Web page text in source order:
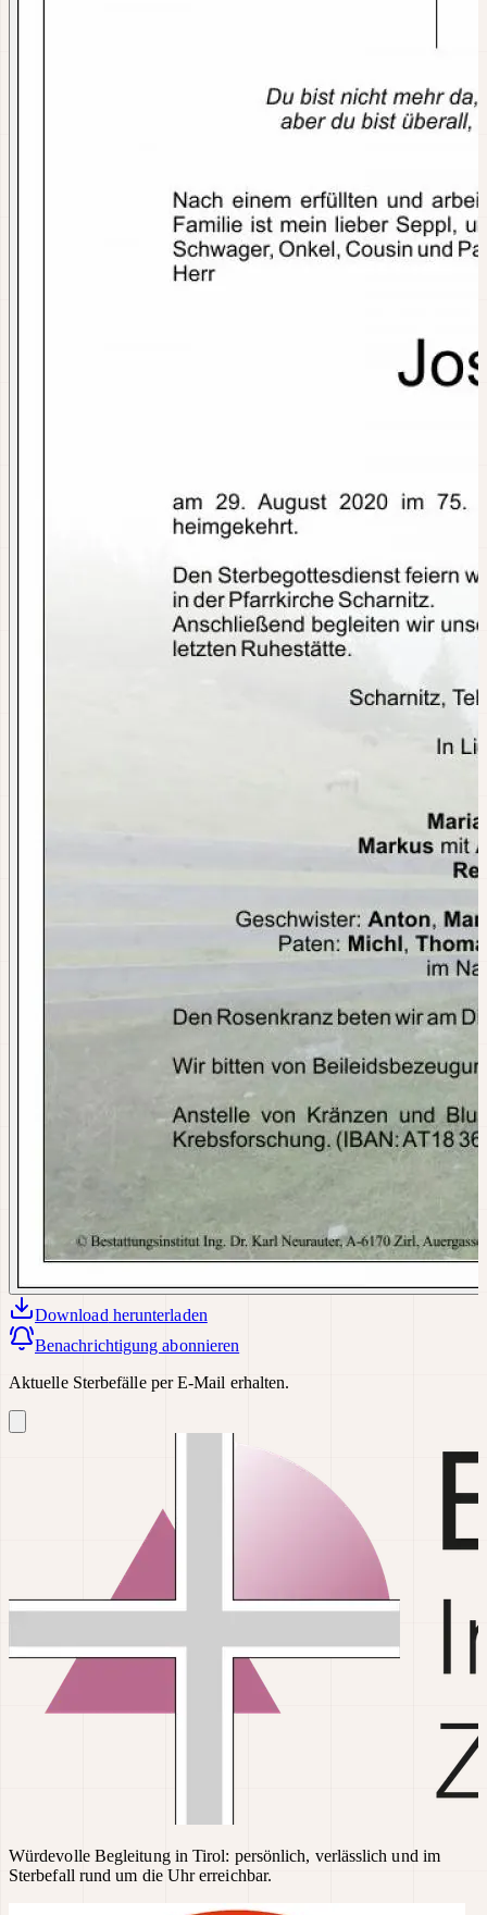
Download herunterladen
Benachrichtigung abonnieren
Aktuelle Sterbefälle per E-Mail erhalten.
Würdevolle Begleitung in Tirol: persönlich, verlässlich und im
Sterbefall rund um die Uhr erreichbar.